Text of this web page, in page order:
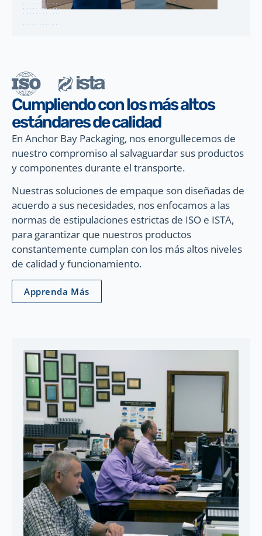
Cumpliendo con los más altos
estándares de calidad
En Anchor Bay Packaging, nos enorgullecemos de
nuestro compromiso al salvaguardar sus productos
y componentes durante el transporte.
Nuestras soluciones de empaque son diseñadas de
acuerdo a sus necesidades, nos enfocamos a las
normas de estipulaciones estrictas de ISO e ISTA,
para garantizar que nuestros productos
constantemente cumplan con los más altos niveles
de calidad y funcionamiento.
Apprenda Más